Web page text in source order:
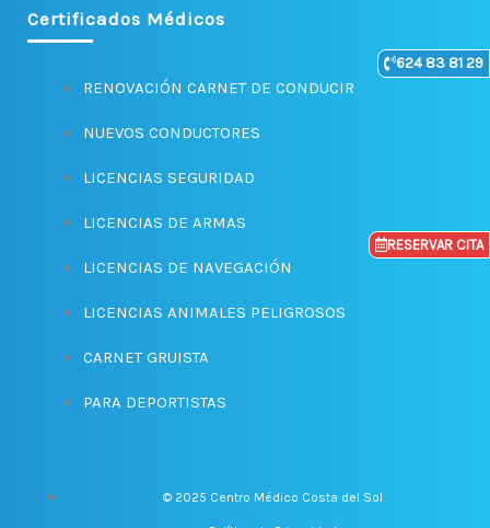
624 83 81 29
RESERVAR CITA
Certificados Médicos
RENOVACIÓN CARNET DE CONDUCIR
NUEVOS CONDUCTORES
LICENCIAS SEGURIDAD
LICENCIAS DE ARMAS
LICENCIAS DE NAVEGACIÓN
LICENCIAS ANIMALES PELIGROSOS
CARNET GRUISTA
PARA DEPORTISTAS
o
k
r
a
© 2025 Centro Médico Costa del Sol